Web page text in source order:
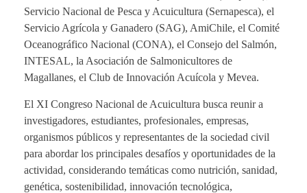
Servicio Nacional de Pesca y Acuicultura (Sernapesca), el
Servicio Agrícola y Ganadero (SAG), AmiChile, el Comité
Oceanográfico Nacional (CONA), el Consejo del Salmón,
INTESAL, la Asociación de Salmonicultores de
Magallanes, el Club de Innovación Acuícola y Mevea.
El XI Congreso Nacional de Acuicultura busca reunir a
investigadores, estudiantes, profesionales, empresas,
organismos públicos y representantes de la sociedad civil
para abordar los principales desafíos y oportunidades de la
actividad, considerando temáticas como nutrición, sanidad,
genética, sostenibilidad, innovación tecnológica,